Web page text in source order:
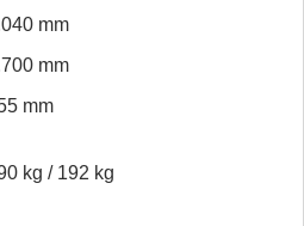
mm
mm
mm
kg / 192 kg